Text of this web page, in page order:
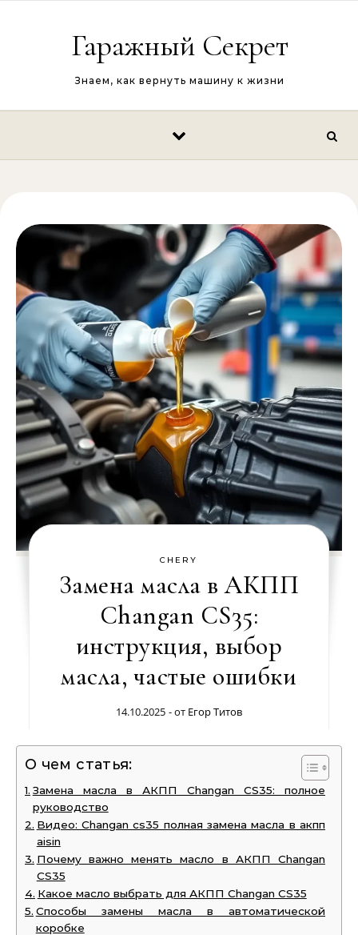
Гаражный Секрет
Знаем, как вернуть машину к жизни
CHERY
Замена масла в АКПП
Changan CS35:
инструкция, выбор
масла, частые ошибки
14.10.2025 - от Егор Титов
О чем статья:
Замена масла в АКПП Changan CS35: полное
руководство
Видео: Changan cs35 полная замена масла в акпп
aisin
Почему важно менять масло в АКПП Changan
CS35
Какое масло выбрать для АКПП Changan CS35
Способы замены масла в автоматической
коробке